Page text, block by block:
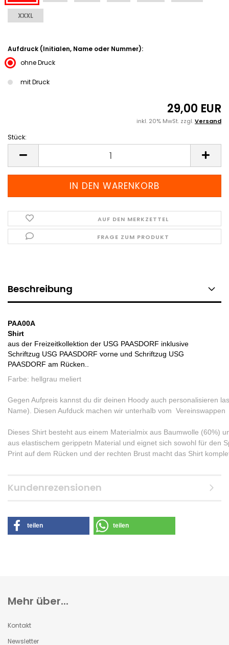
XXXL
Aufdruck (Initialen, Name oder Nummer):
ohne Druck
mit Druck
29,00 EUR
inkl. 20% MwSt. zzgl.Versand
Stück:
AUF DEN MERKZETTEL
FRAGE ZUM PRODUKT
Beschreibung
PAA00A
Shirt
aus der Freizeitkollektion der USG PAASDORF inklusive
Schriftzug USG PAASDORF vorne und Schriftzug USG
PAASDORF am Rücken..
Farbe: hellgrau meliert
Gegen Aufpreis kannst du dir deinen Hoody auch personalisieren
Name). Diesen Aufduck machen wir unterhalb vom Vereinswappen
Dieses Shirt besteht aus einem Materialmix aus Baumwolle (60%)
aus elastischem gerippetn Material und eignet sich sowohl für den
Print auf dem Rücken und der rechten Brust macht das Shirt
Kundenrezensionen
teilen teilen
Mehr über...
Kontakt
Newsletter